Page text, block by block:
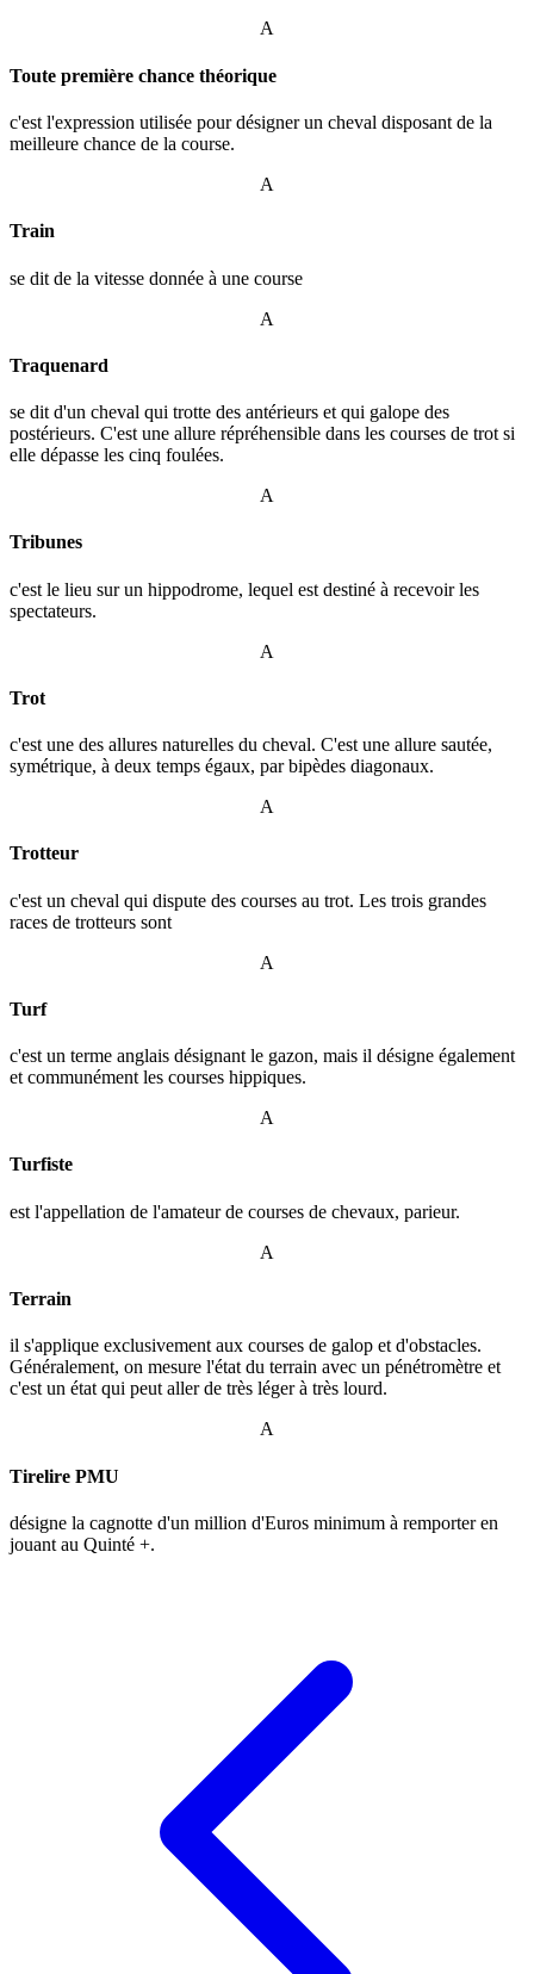
A
Toute première chance théorique
c'est l'expression utilisée pour désigner un cheval disposant de la
meilleure chance de la course.
A
Train
se dit de la vitesse donnée à une course
A
Traquenard
se dit d'un cheval qui trotte des antérieurs et qui galope des
postérieurs. C'est une allure répréhensible dans les courses de trot si
elle dépasse les cinq foulées.
A
Tribunes
c'est le lieu sur un hippodrome, lequel est destiné à recevoir les
spectateurs.
A
Trot
c'est une des allures naturelles du cheval. C'est une allure sautée,
symétrique, à deux temps égaux, par bipèdes diagonaux.
A
Trotteur
c'est un cheval qui dispute des courses au trot. Les trois grandes
races de trotteurs sont
A
Turf
c'est un terme anglais désignant le gazon, mais il désigne également
et communément les courses hippiques.
A
Turfiste
est l'appellation de l'amateur de courses de chevaux, parieur.
A
Terrain
il s'applique exclusivement aux courses de galop et d'obstacles.
Généralement, on mesure l'état du terrain avec un pénétromètre et
c'est un état qui peut aller de très léger à très lourd.
A
Tirelire PMU
désigne la cagnotte d'un million d'Euros minimum à remporter en
jouant au Quinté +.